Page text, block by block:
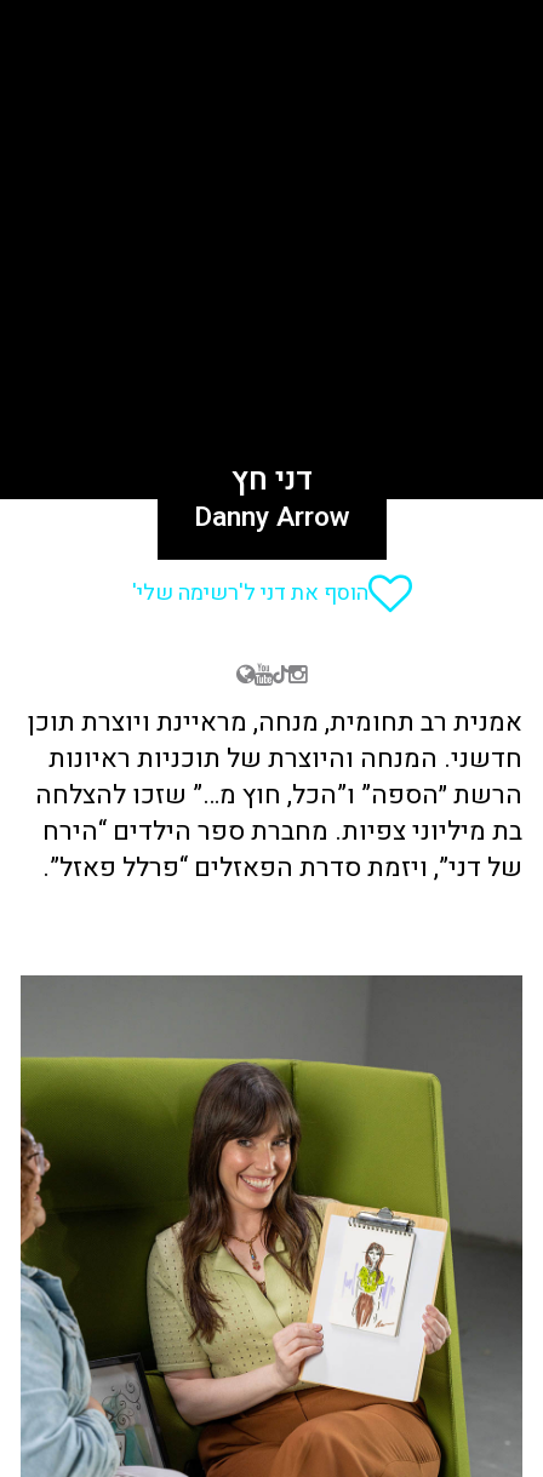
דני חץ
Danny Arrow
הוסף את דני ל'רשימה שלי'
אמנית רב תחומית, מנחה, מראיינת ויוצרת תוכן
חדשני. המנחה והיוצרת של תוכניות ראיונות
הרשת ״הספה” ו”הכל, חוץ מ…” שזכו להצלחה
בת מיליוני צפיות. מחברת ספר הילדים “הירח
של דני”, ויזמת סדרת הפאזלים “פרלל פאזל”.